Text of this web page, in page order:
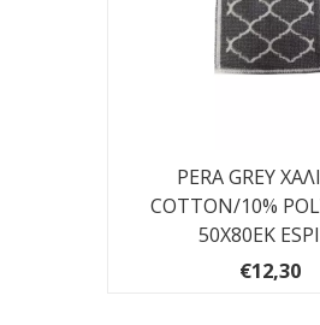
PERA GREY
COTTON/10%
50Χ80ΕΚ
€12,30